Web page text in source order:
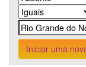
Iniciar uma